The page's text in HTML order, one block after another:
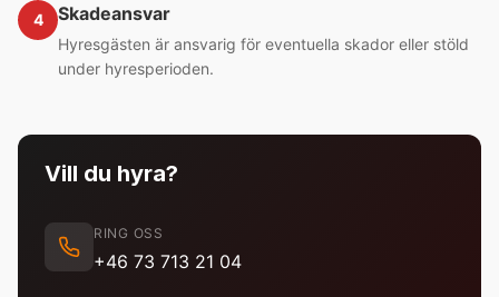
4 Skadeansvar
Hyresgästen är ansvarig för eventuella skador eller stöld
under hyresperioden.
Vill du hyra?
RING OSS
+46 73 713 21 04